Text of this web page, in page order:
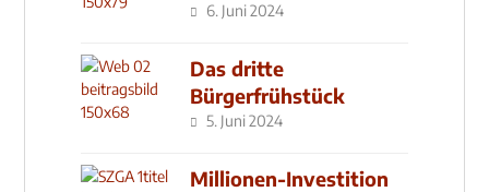
6. Juni 2024
Das dritte
Bürgerfrühstück
5. Juni 2024
Millionen-Investition